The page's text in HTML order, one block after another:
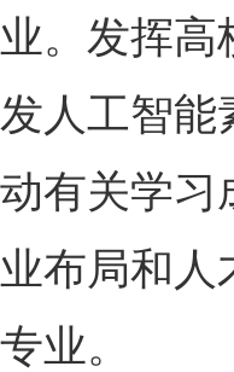
。发挥
人工智
有关学
布局和
业。